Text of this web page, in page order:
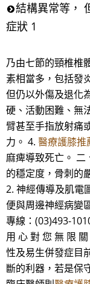
結構異常等，
症狀 1
乃由七節的頸椎椎
素相當多，包括發
但仍以外傷及退化
硬、活動困難、無
臂甚至手指放射痛
力。 4. 醫療護膝推
麻痺導致死亡。 二
的穩定度，骨刺的
2. 神經傳導及肌電
便與周邊神經病變
專線：(03)493-
用 心 對 您 無 限
性及易生併發症目
斷的利器，若是保